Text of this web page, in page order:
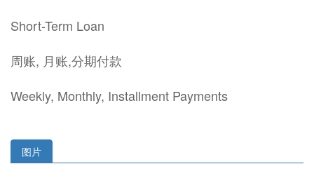
Short-Term Loan
周账, 月账,分期付款
Weekly, Monthly, Installment Payments
图片